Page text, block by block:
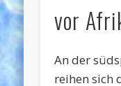
vor
An der
reihen sich